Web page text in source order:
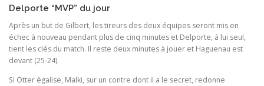
Delporte “MVP” du jour
Après un but de Gilbert, les tireurs des deux équipes seront mis en
échec à nouveau pendant plus de cinq minutes et Delporte, à lui seul,
tient les clés du match. Il reste deux minutes à jouer et Haguenau est
devant (25-24).
Si Otter égalise, Malki, sur un contre dont il a le secret, redonne